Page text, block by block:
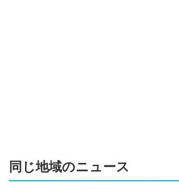
同じ地域のニュース